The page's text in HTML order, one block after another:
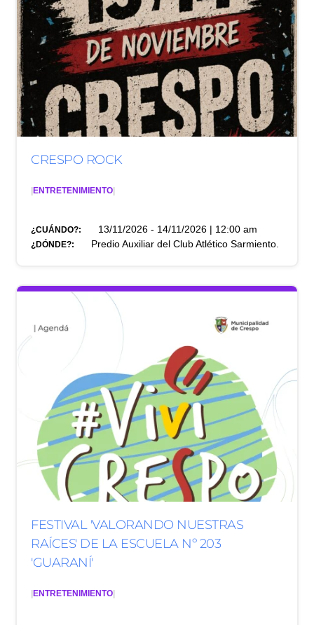
CRESPO ROCK
ENTRETENIMIENTO
¿CUÁNDO?: 13/11/2026 - 14/11/2026 | 12:00 am
¿DÓNDE?: Predio Auxiliar del Club Atlético Sarmiento.
FESTIVAL 'VALORANDO NUESTRAS
RAÍCES' DE LA ESCUELA Nº 203
'GUARANÍ'
ENTRETENIMIENTO